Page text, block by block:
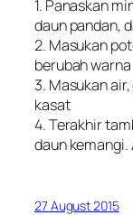
1. Panaskan
daun pandan,
2. Masukan
berubah warna
3. Masukan
kasat
4. Terakhir
daun kemangi.
27 August 2015